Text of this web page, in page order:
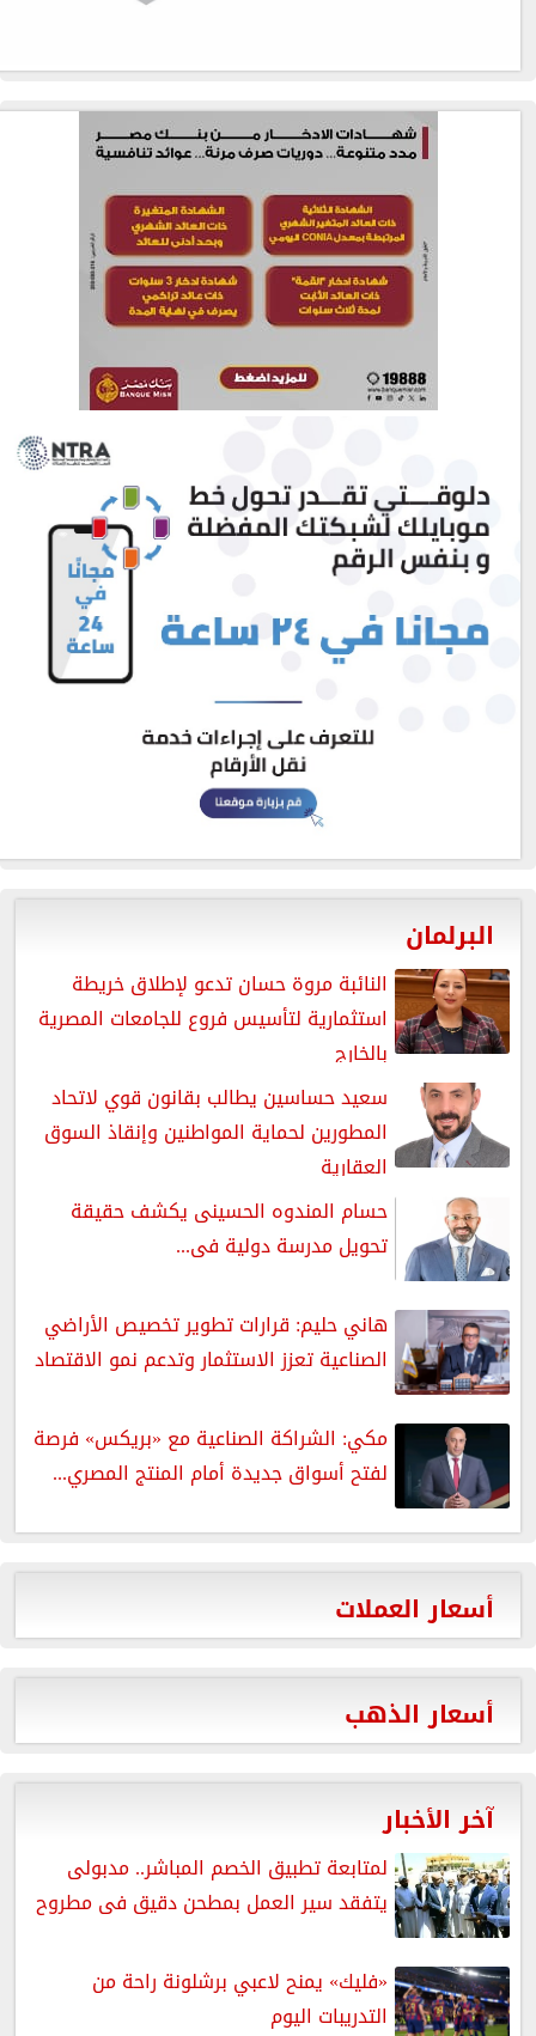
البرلمان
النائبة مروة حسان تدعو لإطلاق خريطة
استثمارية لتأسيس فروع للجامعات المصرية
بالخارج
سعيد حساسين يطالب بقانون قوي لاتحاد
المطورين لحماية المواطنين وإنقاذ السوق
العقارية
حسام المندوه الحسينى يكشف حقيقة
تحويل مدرسة دولية فى...
هاني حليم: قرارات تطوير تخصيص الأراضي
الصناعية تعزز الاستثمار وتدعم نمو الاقتصاد
مكي: الشراكة الصناعية مع «بريكس» فرصة
لفتح أسواق جديدة أمام المنتج المصري...
أسعار العملات
أسعار الذهب
آخر الأخبار
لمتابعة تطبيق الخصم المباشر.. مدبولى
يتفقد سير العمل بمطحن دقيق فى مطروح
«فليك» يمنح لاعبي برشلونة راحة من
التدريبات اليوم